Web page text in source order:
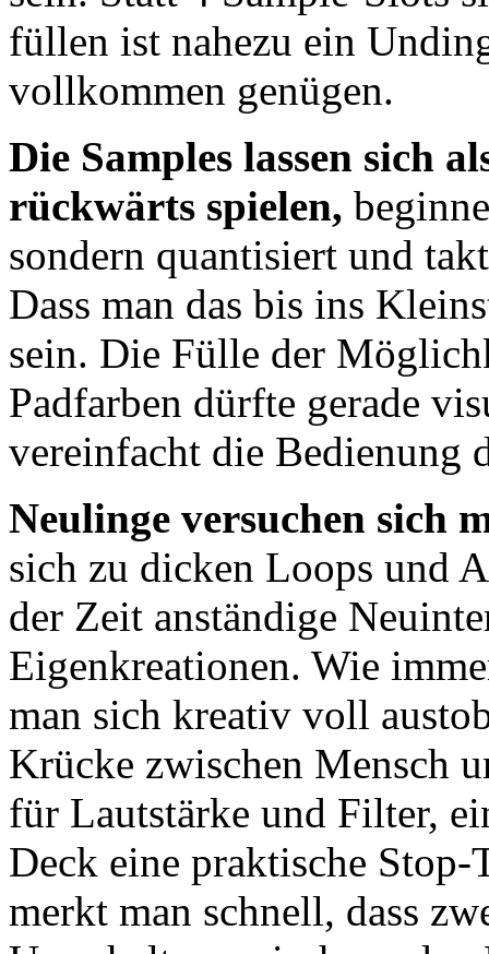
füllen ist nahezu ein
vollkommen genügen.
Die Samples lassen sich
rückwärts spielen,
sondern quantisiert und
Dass man das bis ins
sein. Die Fülle der
Padfarben dürfte gerade
vereinfacht die Bedienung
Neulinge versuchen sich
sich zu dicken Loops und
der Zeit anständige
Eigenkreationen. Wie
man sich kreativ voll
Krücke zwischen Mensch
für Lautstärke und Filter,
Deck eine praktische Stop-
merkt man schnell, dass